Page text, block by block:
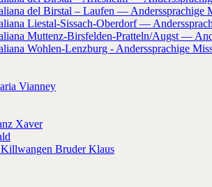
del Birstal – Laufen — Anderssprachige
Liestal-Sissach-Oberdorf —
Muttenz-Birsfelden-Pratteln/Augst —
Wohlen-Lenzburg - Anderssprachige
Vianney
Xaver
Bruder Klaus